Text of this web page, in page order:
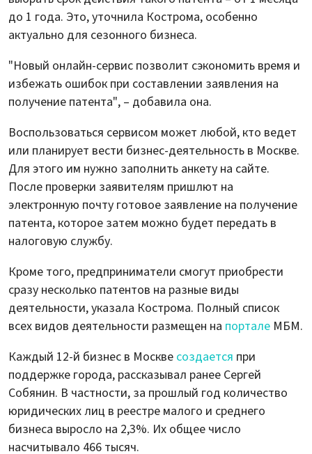
до 1 года. Это, уточнила Кострома, особенно
актуально для сезонного бизнеса.
"Новый онлайн-сервис позволит сэкономить время и
избежать ошибок при составлении заявления на
получение патента", – добавила она.
Воспользоваться сервисом может любой, кто ведет
или планирует вести бизнес-деятельность в Москве.
Для этого им нужно заполнить анкету на сайте.
После проверки заявителям пришлют на
электронную почту готовое заявление на получение
патента, которое затем можно будет передать в
налоговую службу.
Кроме того, предприниматели смогут приобрести
сразу несколько патентов на разные виды
деятельности, указала Кострома. Полный список
всех видов деятельности размещен на портале МБМ.
Каждый 12-й бизнес в Москве создается при
поддержке города, рассказывал ранее Сергей
Собянин. В частности, за прошлый год количество
юридических лиц в реестре малого и среднего
бизнеса выросло на 2,3%. Их общее число
насчитывало 466 тысяч.